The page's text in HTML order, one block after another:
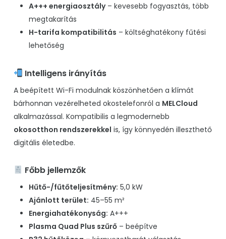
A+++ energiaosztály– kevesebb fogyasztás, több
megtakarítás
H-tarifa kompatibilitás – költséghatékony fűtési
lehetőség
Intelligens irányítás
A beépített Wi-Fi modulnak köszönhetően a klímát
bárhonnan vezérelheted okostelefonról a MELCloud
alkalmazással. Kompatibilis a legmodernebb
okosotthon rendszerekkel is, így könnyedén illeszthető
digitális életedbe.
Főbb jellemzők
Hűtő-/fűtőteljesítmény: 5,0 kW
Ajánlott terület: 45–55 m²
Energiahatékonyság: A+++
Plasma Quad Plus szűrő– beépítve